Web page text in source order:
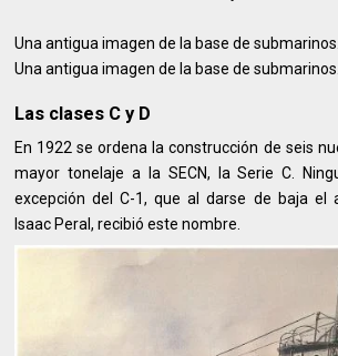
Una antigua imagen de la base de
Una antigua imagen de la base de
Las clases C y D
En 1922 se ordena la construcción de seis
mayor tonelaje a la SECN, la Serie C.
excepción del C-1, que al darse de baja el
Isaac Peral, recibió este nombre.